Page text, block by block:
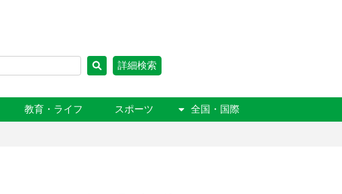
詳細検索
教育・ライフ スポーツ 全国・国際